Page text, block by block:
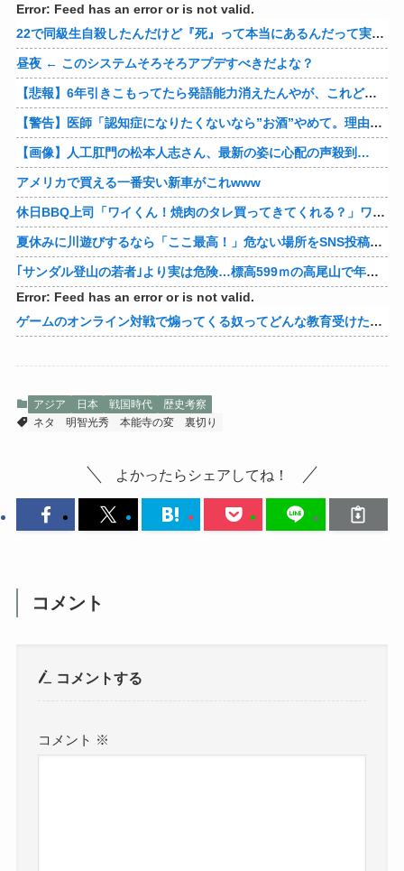
Error: Feed has an error or is not valid.
22で同級生自殺したんだけど『死』って本当にあるんだって実感して怖くなってきた
昼夜 ← このシステムそろそろアプデすべきだよな？
【悲報】6年引きこもってたら発語能力消えたんやが、これどうやって直せばええんや？
【警告】医師「認知症になりたくないなら”お酒”やめて。理由がこれ」
【画像】人工肛門の松本人志さん、最新の姿に心配の声殺到…
アメリカで買える一番安い新車がこれwww
休日BBQ上司「ワイくん！焼肉のタレ買ってきてくれる？」ワイ「！！？」
夏休みに川遊びするなら「ここ最高！」危ない場所をSNS投稿、水難事故が起きたら法的責任を問われる？ 福岡県八女市の星野川
｢サンダル登山の若者｣より実は危険…標高599ｍの高尾山で年間100件超の遭難事故を起こしている張本人「中高年の転倒事故」
Error: Feed has an error or is not valid.
ゲームのオンライン対戦で煽ってくる奴ってどんな教育受けたんや
アジア 日本 戦国時代
歴史考察
ネタ
明智光秀 本能寺の変 裏切り
よかったらシェアしてね！
コメント
コメントする
コメント ※